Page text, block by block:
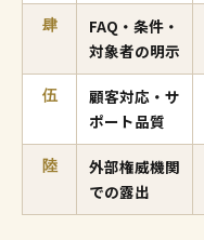
肆
FAQ・条件・
対象者の明示
伍
顧客対応・サ
ポート品質
陸
外部権威機関
での露出